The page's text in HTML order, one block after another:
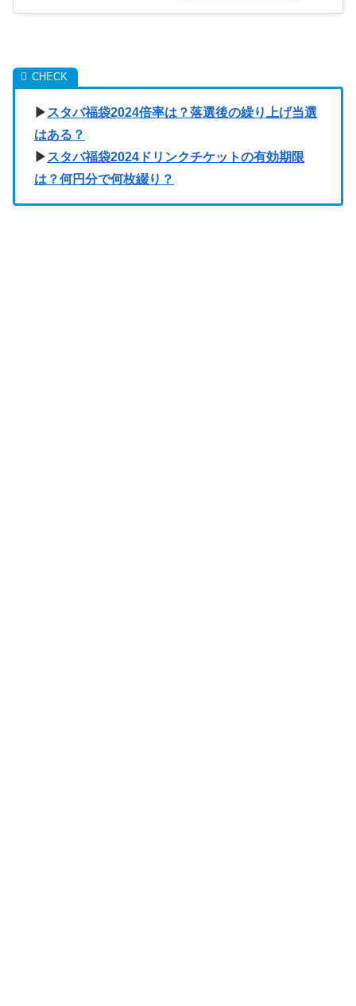
▶︎ スタバ福袋2024倍率は？落選後の繰り上げ当選
はある？
▶︎ スタバ福袋2024ドリンクチケットの有効期限
は？何円分で何枚綴り？